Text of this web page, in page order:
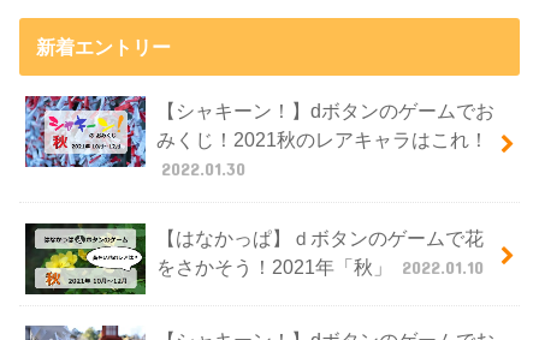
新着エントリー
【シャキーン！】dボタンのゲームでお
みくじ！2021秋のレアキャラはこれ！
2022.01.30
【はなかっぱ】ｄボタンのゲームで花
をさかそう！2021年「秋」
2022.01.10